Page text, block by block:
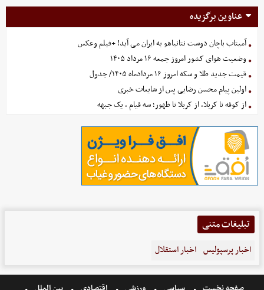
عناوین برگزیده
آمیتاب باچان دوست نتانیاهو به ایران می آید! +فیلم وعکس
وضعیت هوای کشور امروز جمعه ۱۶ مرداد ۱۴۰۵
قیمت جدید طلا و سکه امروز ۱۶ مردادماه ۱۴۰۵/ جدول
اولین پیام محسن رضایی پس از شایعات خبری
از کوفه تا کربلا، از کربلا تا ظهور؛ سه قیام ، یک جبهه
تبلیغات متنی
اخبار پرسپولیس اخبار استقلال